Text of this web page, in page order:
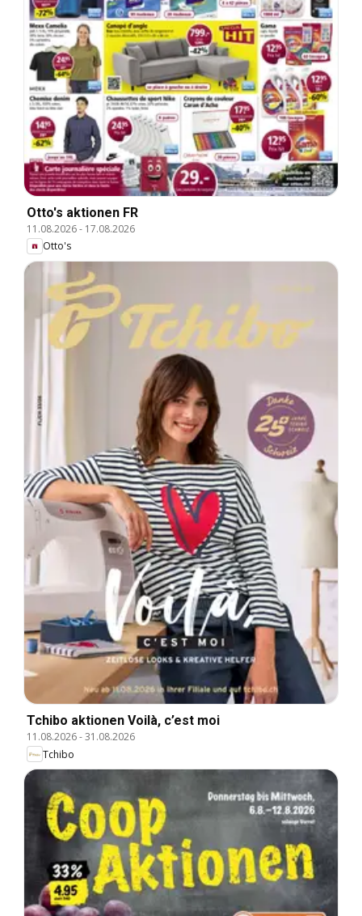
Otto's aktionen FR
11.08.2026- 17.08.2026
Otto's
Tchibo aktionen Voilà, c’est moi
11.08.2026-31.08.2026
Tchibo